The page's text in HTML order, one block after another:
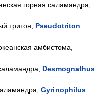
горная саламандра,
тритон, Pseudotriton
амбистома,
Desmognathus
Gyrinophilus